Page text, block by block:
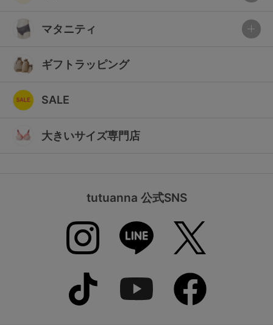
マタニティ
ギフトラッピング
SALE
大きいサイズ専門店
tutuanna 公式SNS